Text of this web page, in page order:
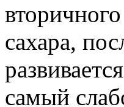
сахара,
самый